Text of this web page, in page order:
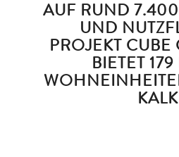
AUF RUND
UND
PROJEKT CUBE
BIETET
KALK